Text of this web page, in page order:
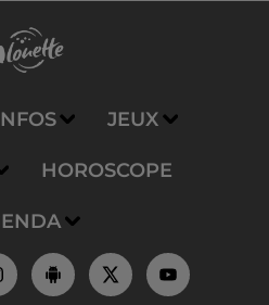
JEUX
HOROSCOPE